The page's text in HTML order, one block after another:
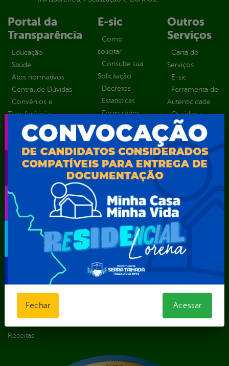
Portal da
Transparência
Educação
Saúde
Atos normativos
Central de Dúvidas
Convênios e
Transferências
Despesas
Diárias
Emendas
parlamentares
Organizacional
Inicio
LGPD e Governo
Licitações e
Obras Públicas
Planejamento e
Prestação de Contas
Receitas
E-sic
Como
solicitar
Consulte sua
Solicitação
Decretos
Estatísticas
Formulários
Prazos e
autoridades
Sic Físico
Solicitar
Recurso
pedido
Outros
Serviços
Carta de
Serviços
E-sic
Ferramenta de
Autenticidade
Ouvidoria
Portal Aldir
Blanc
Portal da
Transparência
Fechar Acessar